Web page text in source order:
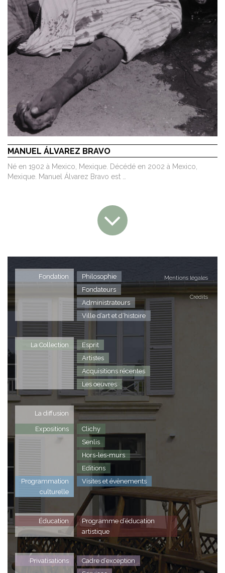
MANUEL ÁLVAREZ BRAVO
Né en 1902 à Mexico, Mexique. Décédé en 2002 à Mexico,
Mexique. Manuel Álvarez Bravo est …
Mentions légales
Crédits
Fondation
Philosophie
Fondateurs
Administrateurs
Ville d’art et d’histoire
La Collection
Esprit
Artistes
Acquisitions récentes
Les oeuvres
La diffusion
Expositions
Clichy
Senlis
Hors-les-murs
Editions
Programmation
culturelle
Visites et évènements
Éducation
Programme d’éducation
artistique
Privatisations
Cadre d’exception